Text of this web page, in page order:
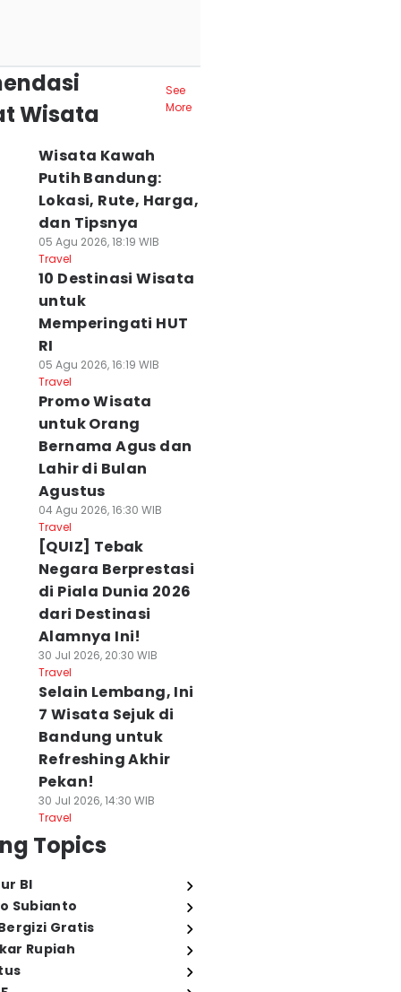
Wisata
See
More
Wisata Kawah
Putih Bandung:
Lokasi, Rute, Harga,
dan Tipsnya
05 Agu 2026, 18:19 WIB
Travel
10 Destinasi Wisata
untuk
Memperingati HUT
RI
05 Agu 2026, 16:19 WIB
Travel
Promo Wisata
untuk Orang
Bernama Agus dan
Lahir di Bulan
Agustus
04 Agu 2026, 16:30 WIB
Travel
[QUIZ] Tebak
Negara Berprestasi
di Piala Dunia 2026
dari Destinasi
Alamnya Ini!
30 Jul 2026, 20:30 WIB
Travel
Selain Lembang, Ini
7 Wisata Sejuk di
Bandung untuk
Refreshing Akhir
Pekan!
30 Jul 2026, 14:30 WIB
Travel
Topics
BI
Subianto
Gratis
Rupiah